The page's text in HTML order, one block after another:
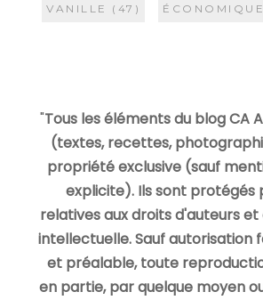
VANILLE (47) ÉCONOMIQUE
"Tous les éléments du blog CA A
(textes, recettes,
propriété exclusive (sauf
explicite). Ils sont protégés
relatives aux droits d'auteurs
intellectuelle. Sauf autorisation
et préalable, toute
en partie, par quelque moyen